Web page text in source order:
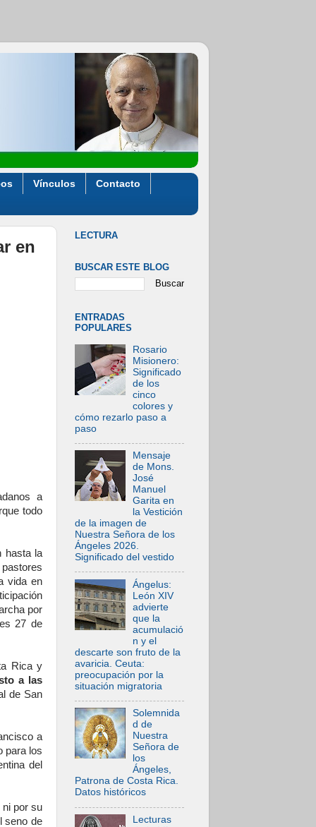
Vínculos
Contacto
en
a
todo
hasta la
vida en
por
27 de
Rica y
a las
de San
a
para los
del
ni por su
seno de
LECTURA
BUSCAR ESTE BLOG
ENTRADAS
POPULARES
Rosario
Misionero:
Significado
de los
cinco
colores y
cómo rezarlo paso a
paso
Mensaje
de Mons.
José
Manuel
Garita en
la Vestición
de la imagen de
Nuestra Señora de los
Ángeles 2026.
Significado del vestido
Ángelus:
León XIV
advierte
que la
acumulació
n y el
descarte son fruto de la
avaricia. Ceuta:
preocupación por la
situación migratoria
Solemnida
d de
Nuestra
Señora de
los
Ángeles,
Patrona de Costa Rica.
Datos históricos
Lecturas